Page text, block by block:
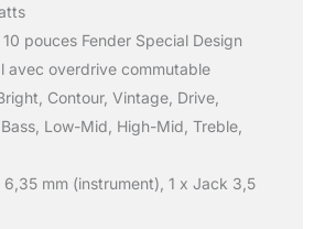
pouces Fender Special Design
avec overdrive commutable
Contour, Vintage, Drive,
Low-Mid, High-Mid, Treble,
6,35 mm (instrument), 1 x Jack 3,5